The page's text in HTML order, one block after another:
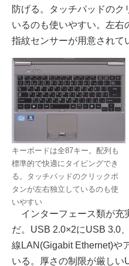
防げる。タッチパッドのク
いるのも使いやすい。左右
指紋センサーが用意されて
キーボードは全87キー。配列も
標準的で快適にタイピングでき
る。タッチパッドのクリックボ
タンが左右独立しているのも使
いやすい
インターフェース類が充
だ。USB 2.0×2にUSB 3.0
線LAN(Gigabit Ethernet)や
いる。厚さの制限が厳しい